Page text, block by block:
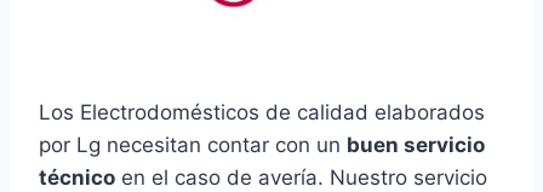
Los Electrodomésticos de calidad elaborados
por Lg necesitan contar con un buen servicio
técnico en el caso de avería. Nuestro servicio